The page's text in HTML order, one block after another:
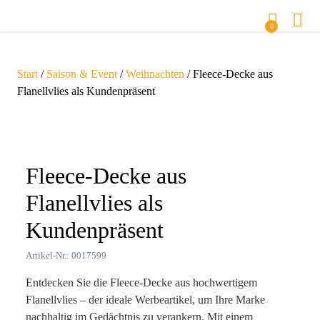
0
Start / Saison & Event /Weihnachten / Fleece-Decke aus
Flanellvlies als Kundenpräsent
Fleece-Decke aus
Flanellvlies als
Kundenpräsent
Artikel-Nr.: 0017599
Entdecken Sie die Fleece-Decke aus hochwertigem
Flanellvlies – der ideale Werbeartikel, um Ihre Marke
nachhaltig im Gedächtnis zu verankern. Mit einem